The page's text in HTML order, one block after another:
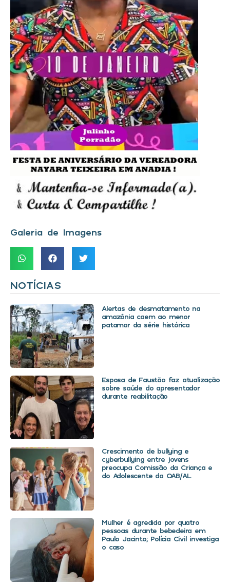
Galeria de Imagens
NOTÍCIAS
Alertas de desmatamento na
amazônia caem ao menor
patamar da série histórica
Esposa de Faustão faz atualização
sobre saúde do apresentador
durante reabilitação
Crescimento de bullying e
cyberbullying entre jovens
preocupa Comissão da Criança e
do Adolescente da OAB/AL
Mulher é agredida por quatro
pessoas durante bebedeira em
Paulo Jacinto; Polícia Civil investiga
o caso